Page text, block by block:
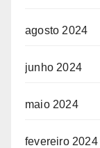
agosto 2024
junho 2024
maio 2024
fevereiro 2024